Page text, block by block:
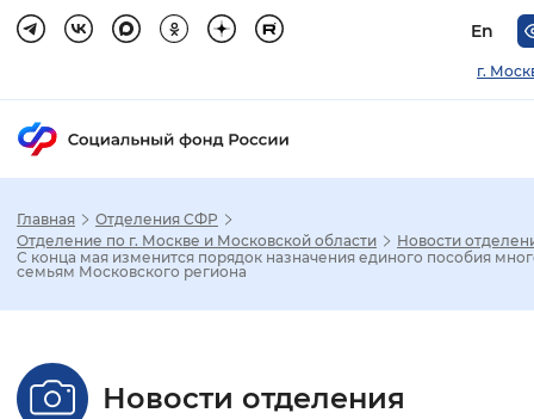
En
г.
Стандартный Увеличенный
Главная
Отделения СФР
Отделение по г. Москве и Московской области
Новости
С конца мая изменится порядок назначения единого пособия
семьям Московского региона
Новости отделения